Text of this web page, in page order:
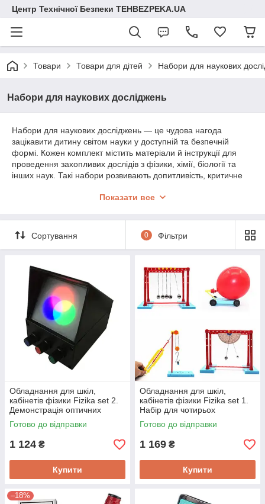
Центр Технічної Безпеки TEHBEZPEKA.UA
Товари Товари для дітей Набори для наукових
Набори для наукових досліджень
Набори для наукових досліджень — це чудова нагода
зацікавити дитину світом науки у доступній та безпечній
формі. Кожен комплект містить матеріали й інструкції для
проведення захопливих дослідів з фізики, хімії, біології та
інших наук. Такі набори розвивають допитливість, критичне
Показати все
Сортування 0 Фільтри
Обладнання для шкіл,
кабінетів фізики Fizika set 2.
Демонстрація оптичних
властивостей світла
Готово до відправки
1 124 ₴
Купити
Обладнання для шкіл,
кабінетів фізики Fizika set 1.
Набір для чотирьох
експерементів
Готово до відправки
1 169 ₴
Купити
–18%